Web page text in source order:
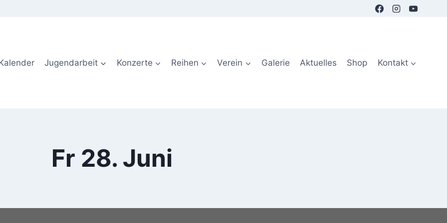
Jugendarbeit Konzerte Reihen Verein Galerie Aktuelles Shop Kontakt
Fr 28. Juni